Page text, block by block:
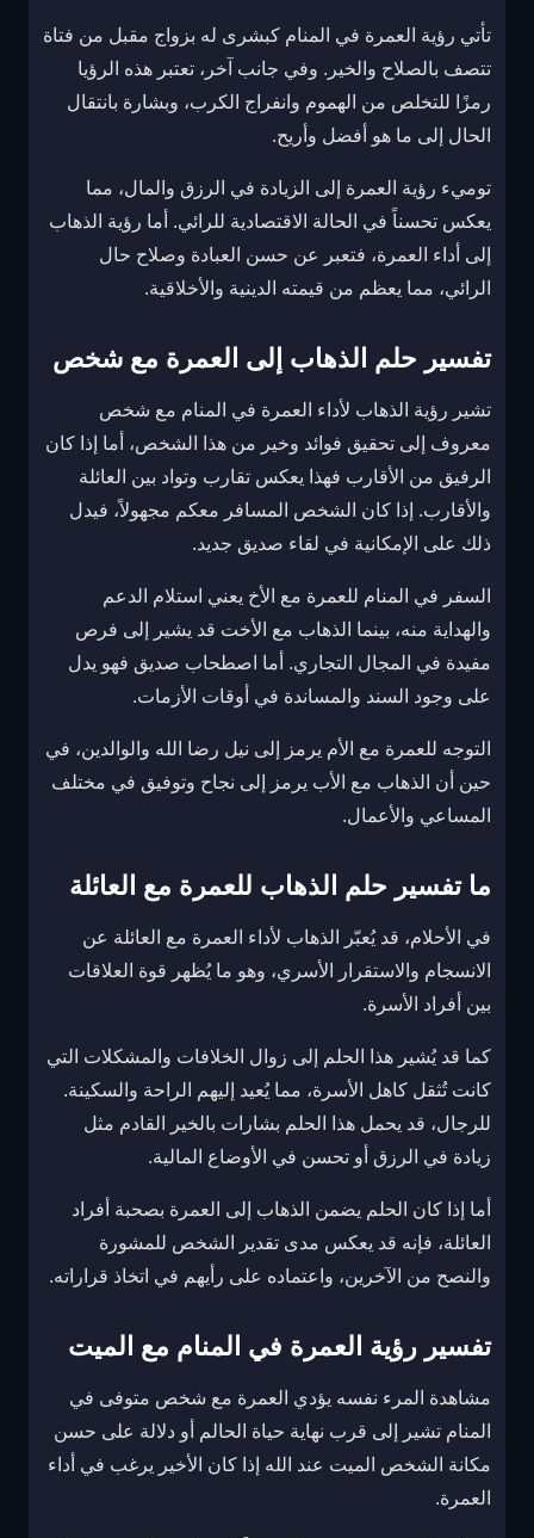
تأتي رؤية العمرة في المنام كبشرى له بزواج مقبل من فتاة
تتصف بالصلاح والخير. وفي جانب آخر، تعتبر هذه الرؤيا
رمزًا للتخلص من الهموم وانفراج الكرب، وبشارة بانتقال
الحال إلى ما هو أفضل وأريح.
توميء رؤية العمرة إلى الزيادة في الرزق والمال، مما
يعكس تحسناً في الحالة الاقتصادية للرائي. أما رؤية الذهاب
إلى أداء العمرة، فتعبر عن حسن العبادة وصلاح حال
الرائي، مما يعظم من قيمته الدينية والأخلاقية.
تفسير حلم الذهاب إلى العمرة مع شخص
تشير رؤية الذهاب لأداء العمرة في المنام مع شخص
معروف إلى تحقيق فوائد وخير من هذا الشخص، أما إذا كان
الرفيق من الأقارب فهذا يعكس تقارب وتواد بين العائلة
والأقارب. إذا كان الشخص المسافر معكم مجهولاً، فيدل
ذلك على الإمكانية في لقاء صديق جديد.
السفر في المنام للعمرة مع الأخ يعني استلام الدعم
والهداية منه، بينما الذهاب مع الأخت قد يشير إلى فرص
مفيدة في المجال التجاري. أما اصطحاب صديق فهو يدل
على وجود السند والمساندة في أوقات الأزمات.
التوجه للعمرة مع الأم يرمز إلى نيل رضا الله والوالدين، في
حين أن الذهاب مع الأب يرمز إلى نجاح وتوفيق في مختلف
المساعي والأعمال.
ما تفسير حلم الذهاب للعمرة مع العائلة
في الأحلام، قد يُعبّر الذهاب لأداء العمرة مع العائلة عن
الانسجام والاستقرار الأسري، وهو ما يُظهر قوة العلاقات
بين أفراد الأسرة.
كما قد يُشير هذا الحلم إلى زوال الخلافات والمشكلات التي
كانت تُثقل كاهل الأسرة، مما يُعيد إليهم الراحة والسكينة.
للرجال، قد يحمل هذا الحلم بشارات بالخير القادم مثل
زيادة في الرزق أو تحسن في الأوضاع المالية.
أما إذا كان الحلم يضمن الذهاب إلى العمرة بصحبة أفراد
العائلة، فإنه قد يعكس مدى تقدير الشخص للمشورة
والنصح من الآخرين، واعتماده على رأيهم في اتخاذ قراراته.
تفسير رؤية العمرة في المنام مع الميت
مشاهدة المرء نفسه يؤدي العمرة مع شخص متوفى في
المنام تشير إلى قرب نهاية حياة الحالم أو دلالة على حسن
مكانة الشخص الميت عند الله إذا كان الأخير يرغب في أداء
العمرة.